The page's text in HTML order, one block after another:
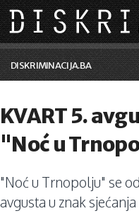
Skip to main content
DISKRIMINACIJA.BA
Vijesti i događaji
Aktuelne teme
Kolumne
Lične priče
KVART 5.
"Noć u
"Noć u Trnopolju" se
avgusta u znak